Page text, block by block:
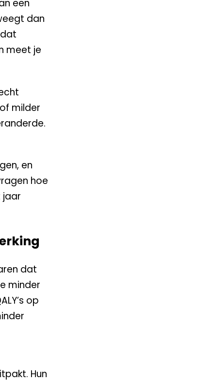
een
dan
meet je
milder
en
hoe
jaar
dat
minder
op
Hun